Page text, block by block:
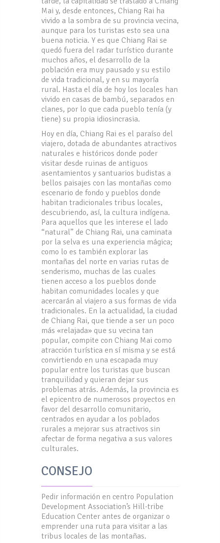
Mai y, desde entonces, Chiang Rai ha
vivido a la sombra de su provincia vecina,
aunque para los turistas esto sea una
buena noticia. Y es que Chiang Rai se
quedó fuera del radar turístico durante
muchos años, el desarrollo de la
población era muy pausado y su estilo
de vida tradicional, y en su mayoría
rural. Hasta el día de hoy los locales han
vivido en casas de bambú, separados en
clanes, por lo que cada pueblo tenía (y
tiene) su propia idiosincrasia.
Hoy en día, Chiang Rai es el paraíso del
viajero, dotada de abundantes atractivos
naturales e históricos donde poder
visitar desde ruinas de antiguos
asentamientos y santuarios budistas a
bellos paisajes con las montañas como
escenario de fondo y pueblos donde
habitan tradicionales tribus locales,
descubriendo, así, la cultura indígena.
Para aquellos que les interese el lado
“natural” de Chiang Rai, una caminata
por la selva es una experiencia mágica;
como lo es también explorar las
montañas del norte en varias rutas de
senderismo, muchas de las cuales
tienen acceso a los pueblos donde
habitan comunidades locales y que
acercarán al viajero a sus formas de vida
tradicionales. En la actualidad, la ciudad
de Chiang Rai, que tiende a ser un poco
más «relajada» que su vecina tan
popular, compite con Chiang Mai como
atracción turística en sí misma y se está
convirtiendo en una escapada muy
popular entre los turistas que buscan
tranquilidad y quieran dejar sus
problemas atrás. Además, la provincia es
el epicentro de numerosos proyectos en
favor del desarrollo comunitario,
centrados en ayudar a los poblados
rurales a mejorar sus atractivos sin
afectar de forma negativa a sus valores
culturales.
CONSEJO
Pedir información en centro Population
Development Association’s Hill-tribe
Education Center antes de organizar o
emprender una ruta para visitar a las
tribus locales de las montañas.